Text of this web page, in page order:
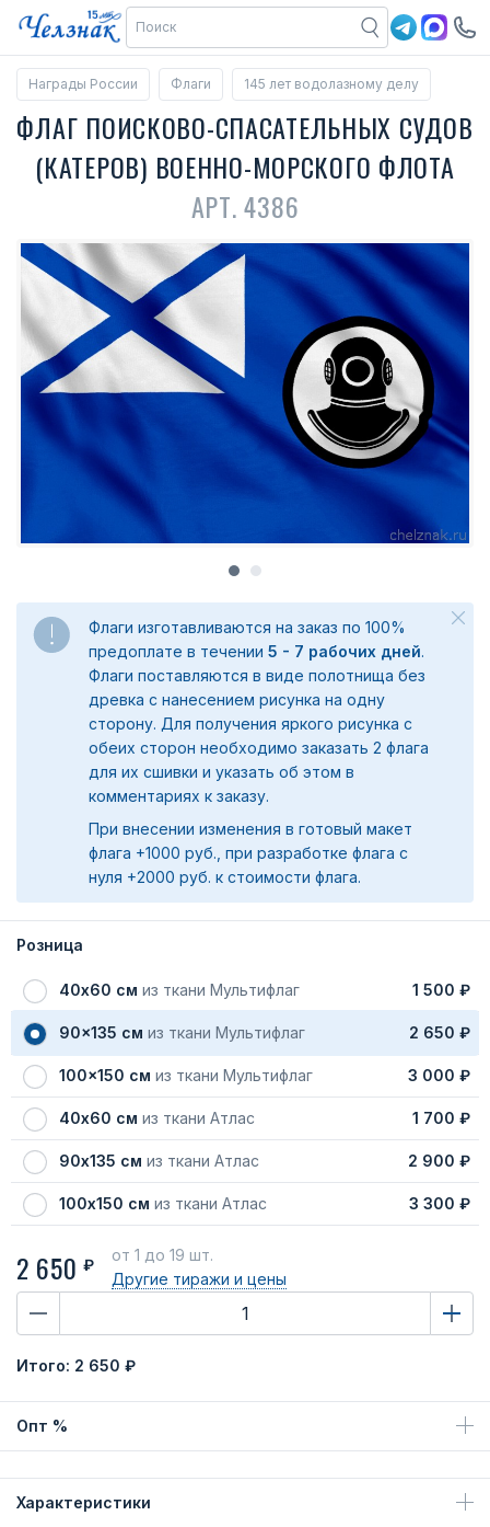
Награды России Флаги 145 лет водолазному делу
ФЛАГ ПОИСКОВО-СПАСАТЕЛЬНЫХ СУДОВ
(КАТЕРОВ) ВОЕННО-МОРСКОГО ФЛОТА
АРТ. 4386
Флаги изготавливаются на заказ по 100%
предоплате в течении 5 - 7 рабочих дней.
Флаги поставляются в виде полотнища без
древка с нанесением рисунка на одну
сторону. Для получения яркого рисунка с
обеих сторон необходимо заказать 2 флага
для их сшивки и указать об этом в
комментариях к заказу.
При внесении изменения в готовый макет
флага +1000 руб., при разработке флага с
нуля +2000 руб. к стоимости флага.
Розница
40х60 см из ткани Мультифлаг 1 500 ₽
90x135 см из ткани Мультифлаг 2 650 ₽
100x150 см из ткани Мультифлаг 3 000 ₽
40х60 см из ткани Атлас 1 700 ₽
90х135 см из ткани Атлас 2 900 ₽
100х150 см из ткани Атлас 3 300 ₽
2 650 ₽
от 1 до 19 шт.
Другие тиражи и цены
Итого: 2 650 ₽
Опт %
Характеристики